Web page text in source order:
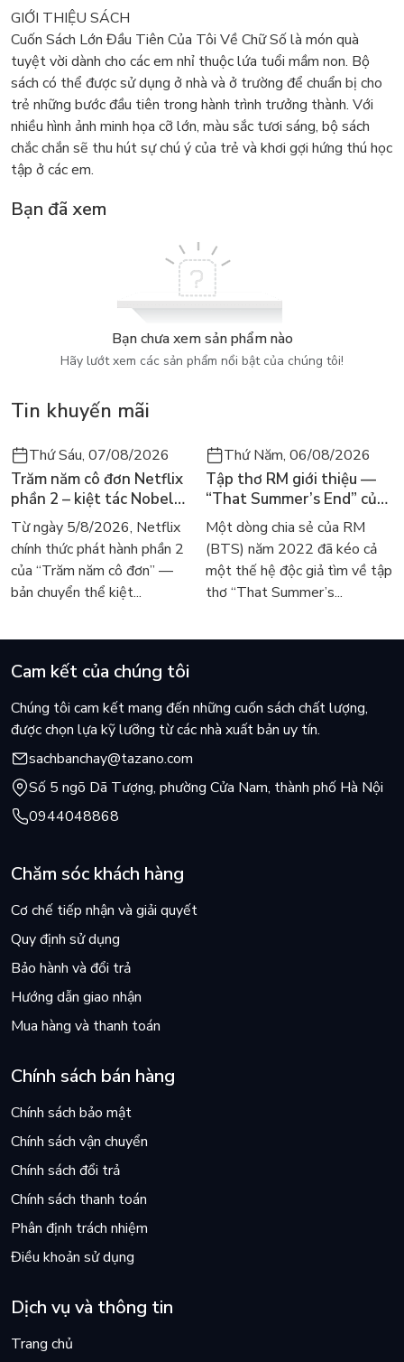
GIỚI THIỆU SÁCH
Cuốn Sách Lớn Đầu Tiên Của Tôi Về Chữ Số là món quà
tuyệt vời dành cho các em nhỉ thuộc lứa tuổi mầm non. Bộ
sách có thể được sử dụng ở nhà và ở trường để chuẩn bị cho
trẻ những bước đầu tiên trong hành trình trưởng thành. Với
nhiều hình ảnh minh họa cỡ lớn, màu sắc tươi sáng, bộ sách
chắc chắn sẽ thu hút sự chú ý của trẻ và khơi gợi hứng thú học
tập ở các em.
Bạn đã xem
Bạn chưa xem sản phẩm nào
Hãy lướt xem các sản phẩm nổi bật của chúng tôi!
Tin khuyến mãi
Thứ Sáu, 07/08/2026
Trăm năm cô đơn Netflix
phần 2 – kiệt tác Nobel
trở lại màn ảnh, dòng
người tìm đọc lại García
Márquez
Từ ngày 5/8/2026, Netflix
chính thức phát hành phần 2
của “Trăm năm cô đơn” —
bản chuyển thể kiệt...
Thứ Năm, 06/08/2026
Tập thơ RM giới thiệu —
“That Summer’s End” của
Lee Seong-bok ra mắt bản
tiếng Anh sau 4 năm gây
sốt
Một dòng chia sẻ của RM
(BTS) năm 2022 đã kéo cả
một thế hệ độc giả tìm về tập
thơ “That Summer’s...
Cam kết của chúng tôi
Chúng tôi cam kết mang đến những cuốn sách chất lượng,
được chọn lựa kỹ lưỡng từ các nhà xuất bản uy tín.
sachbanchay@tazano.com
Số 5 ngõ Dã Tượng, phường Cửa Nam, thành phố Hà Nội
0944048868
Chăm sóc khách hàng
Cơ chế tiếp nhận và giải quyết
Quy định sử dụng
Bảo hành và đổi trả
Hướng dẫn giao nhận
Mua hàng và thanh toán
Chính sách bán hàng
Chính sách bảo mật
Chính sách vận chuyển
Chính sách đổi trả
Chính sách thanh toán
Phân định trách nhiệm
Điều khoản sử dụng
Dịch vụ và thông tin
Trang chủ